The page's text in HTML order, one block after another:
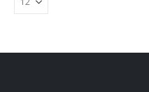
kampioenschappen verreden.